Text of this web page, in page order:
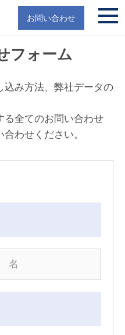
お問い合わせ
フォーム
込み方法、弊社データの
る全てのお問い合わせ
わせください。